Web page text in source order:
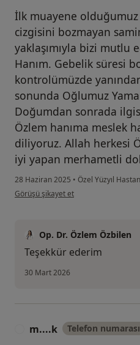
İlk muayene
cizgisini bozmayan
yaklaşımıyla bizi mutlu
Hanım. Gebelik süresi
kontrolümüzde
sonunda Oğlumuz
Doğumdan sonrada
Özlem hanıma meslek
diliyoruz. Allah herkesi
iyi yapan merhametli
28 Haziran 2025 • Özel Yüzyıl
kullanıcının görüşüne göre se...k
Görüşü şikayet et
Op. Dr. Özlem Özbilen
Teşekkür ederim
30 Mart 2026
m....k Telefon